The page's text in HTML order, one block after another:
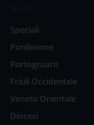
Speciali
Pordenone
Portogruaro
Friuli Occidentale
Veneto Orientale
Diocesi